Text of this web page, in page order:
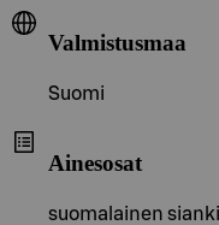
Valmistusmaa
Suomi
Ainesosat
suomalainen